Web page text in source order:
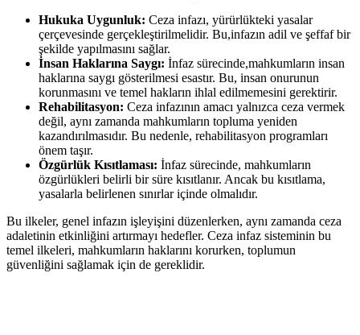
Hukuka Uygunluk: ⁤Ceza infazı, yürürlükteki yasalar
çerçevesinde gerçekleştirilmelidir. ⁤Bu,infazın​ adil‍ ve şeffaf bir
şekilde‍ yapılmasını sağlar.
İnsan Haklarına Saygı: İnfaz sürecinde,mahkumların insan
haklarına saygı​ gösterilmesi esastır. ⁣Bu,‍ insan onurunun
korunmasını ve⁤ temel hakların ihlal edilmemesini gerektirir.
Rehabilitasyon: Ceza infazının amacı yalnızca ceza vermek
değil, aynı zamanda mahkumların topluma yeniden
kazandırılmasıdır. Bu nedenle, rehabilitasyon programları​
önem ‍taşır.
Özgürlük Kısıtlaması: İnfaz sürecinde, mahkumların
özgürlükleri belirli bir süre kısıtlanır. Ancak bu kısıtlama,
‌yasalarla belirlenen sınırlar içinde olmalıdır.
Bu ilkeler,​ genel infazın işleyişini düzenlerken,‌ aynı zamanda ⁤ceza
adaletinin etkinliğini ⁣artırmayı hedefler. Ceza⁢ infaz sisteminin bu
‌temel ilkeleri, mahkumların haklarını ⁤korurken, toplumun
güvenliğini sağlamak için⁤ de gereklidir.